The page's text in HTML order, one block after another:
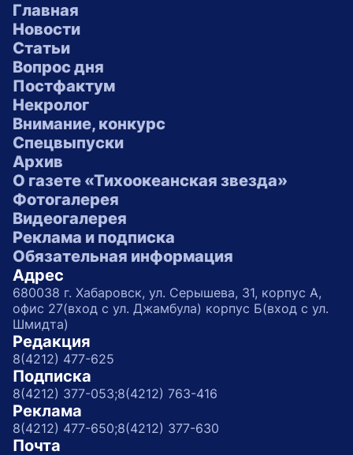
Главная
Новости
Статьи
Вопрос дня
Постфактум
Некролог
Внимание, конкурс
Спецвыпуски
Архив
О газете «Тихоокеанская звезда»
Фотогалерея
Видеогалерея
Реклама и подписка
Обязательная информация
Адрес
680038 г. Хабаровск, ул. Серышева, 31, корпус А,
офис 27(вход с ул. Джамбула) корпус Б(вход с ул.
Шмидта)
Редакция
8(4212) 477-625
Подписка
8(4212) 377-053;8(4212) 763-416
Реклама
8(4212) 477-650;8(4212) 377-630
Почта